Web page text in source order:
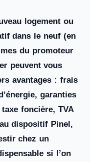
logement ou
dans le neuf (en
du promoteur
peuvent vous
avantages : frais
garanties
foncière, TVA
dispositif Pinel,
chez un
si l’on